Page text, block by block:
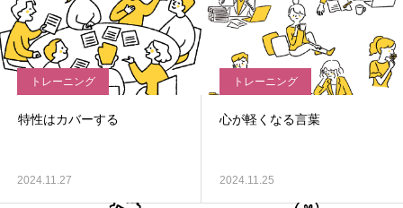
トレーニング
特性はカバーする
2024.11.27
トレーニング
心が軽くなる言葉
2024.11.25